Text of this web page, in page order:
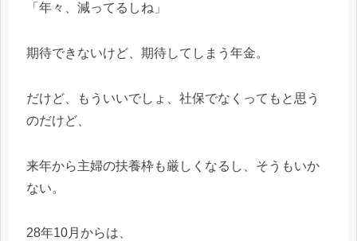
「年々、減ってるしね」
期待できないけど、期待してしまう年金。
だけど、もういいでしょ、社保でなくってもと思う
のだけど、
来年から主婦の扶養枠も厳しくなるし、そうもいか
ない。
28年10月からは、